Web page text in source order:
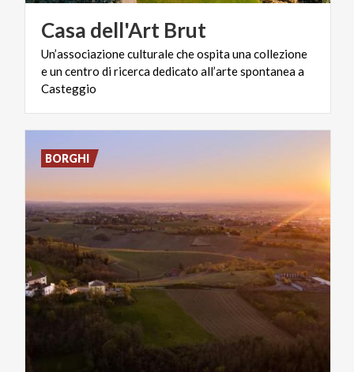
Casa dell'Art Brut
Un’associazione culturale che ospita una collezione
e un centro di ricerca dedicato all’arte spontanea a
Casteggio
BORGHI